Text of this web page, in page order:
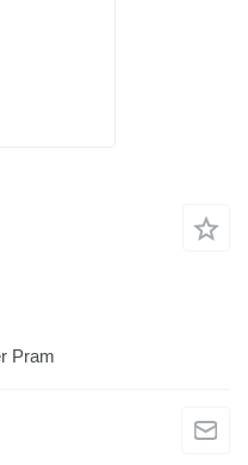
Pram